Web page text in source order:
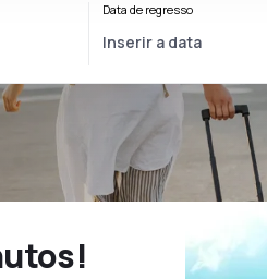
Data de regresso